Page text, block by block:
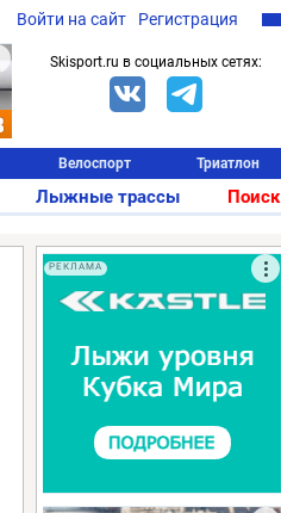
Войти на сайт Регистрация
Skisport.ru в социальных сетях:
Велоспорт Триатлон
Лыжные трассы Поиск
РЕКЛАМА